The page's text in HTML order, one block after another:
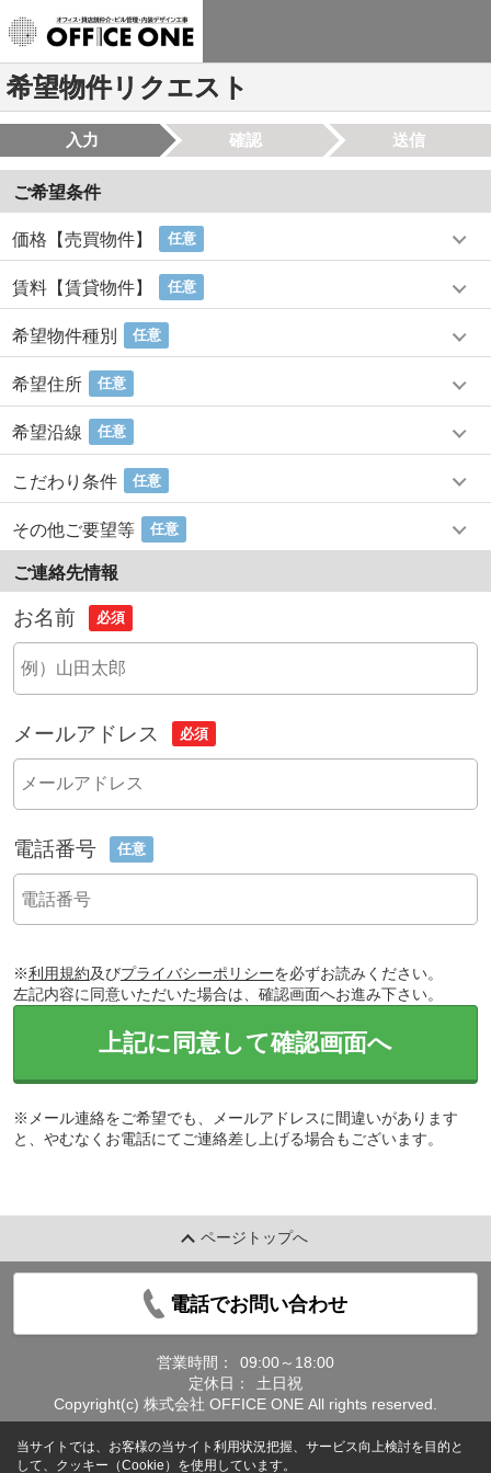
希望物件リクエスト
入力 確認 送信
ご希望条件
価格【売買物件】 任意
賃料【賃貸物件】 任意
希望物件種別 任意
希望住所 任意
希望沿線 任意
こだわり条件 任意
その他ご要望等 任意
ご連絡先情報
お名前 必須
メールアドレス 必須
電話番号 任意
※利用規約及びプライバシーポリシーを必ずお読みください。
左記内容に同意いただいた場合は、確認画面へお進み下さい。
上記に同意して確認画面へ
※メール連絡をご希望でも、メールアドレスに間違いがあります
と、やむなくお電話にてご連絡差し上げる場合もございます。
ページトップへ
電話でお問い合わせ
営業時間：
09:00～18:00
定休日：
土日祝
Copyright(c) 株式会社 OFFICE ONE All rights reserved.
当サイトでは、お客様の当サイト利用状況把握、サービス向上検討を目的と
して、クッキー（Cookie）を使用しています。